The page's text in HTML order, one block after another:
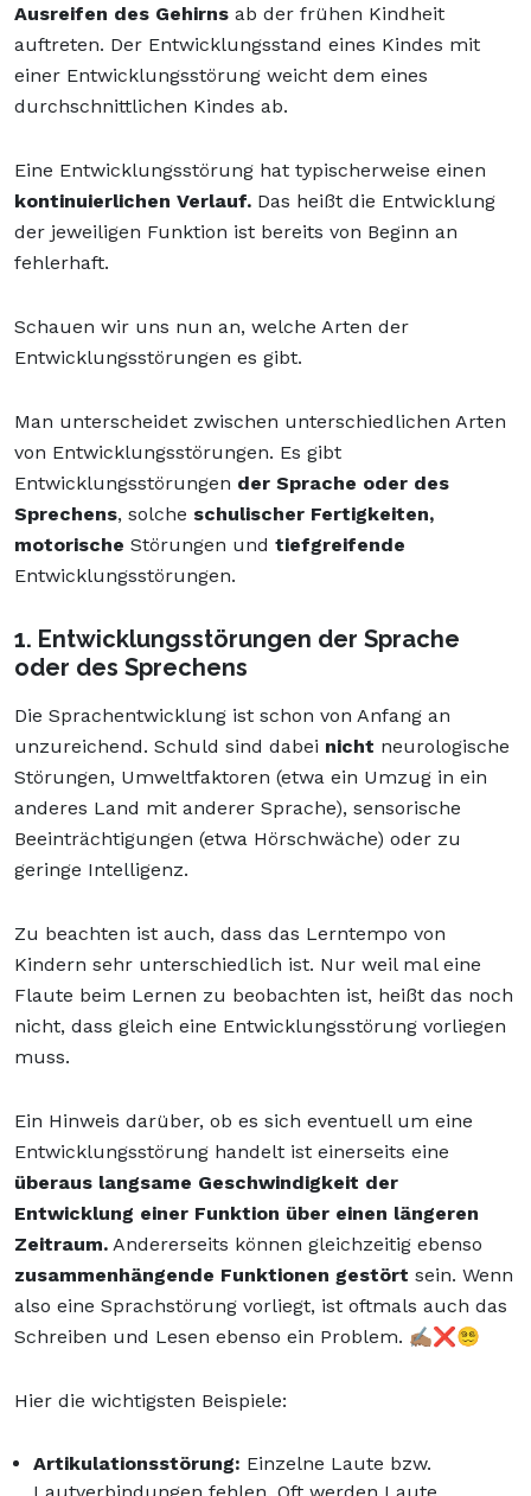
Ausreifen des Gehirns ab der frühen Kindheit
auftreten. Der Entwicklungsstand eines Kindes mit
einer Entwicklungsstörung weicht dem eines
durchschnittlichen Kindes ab.
Eine Entwicklungsstörung hat typischerweise einen
kontinuierlichen Verlauf. Das heißt die Entwicklung
der jeweiligen Funktion ist bereits von Beginn an
fehlerhaft.
Schauen wir uns nun an, welche Arten der
Entwicklungsstörungen es gibt.
Man unterscheidet zwischen unterschiedlichen Arten
von Entwicklungsstörungen. Es gibt
Entwicklungsstörungen der Sprache oder des
Sprechens, solche schulischer Fertigkeiten,
motorische Störungen und tiefgreifende
Entwicklungsstörungen.
1. Entwicklungsstörungen der Sprache
oder des Sprechens
Die Sprachentwicklung ist schon von Anfang an
unzureichend. Schuld sind dabei nicht neurologische
Störungen, Umweltfaktoren (etwa ein Umzug in ein
anderes Land mit anderer Sprache), sensorische
Beeinträchtigungen (etwa Hörschwäche) oder zu
geringe Intelligenz.
Zu beachten ist auch, dass das Lerntempo von
Kindern sehr unterschiedlich ist. Nur weil mal eine
Flaute beim Lernen zu beobachten ist, heißt das noch
nicht, dass gleich eine Entwicklungsstörung vorliegen
muss.
Ein Hinweis darüber, ob es sich eventuell um eine
Entwicklungsstörung handelt ist einerseits eine
überaus langsame Geschwindigkeit der
Entwicklung einer Funktion über einen längeren
Zeitraum. Andererseits können gleichzeitig ebenso
zusammenhängende Funktionen gestört sein. Wenn
also eine Sprachstörung vorliegt, ist oftmals auch das
Schreiben und Lesen ebenso ein Problem. ✍🏽❌😵‍💫
Hier die wichtigsten Beispiele:
Artikulationsstörung: Einzelne Laute bzw.